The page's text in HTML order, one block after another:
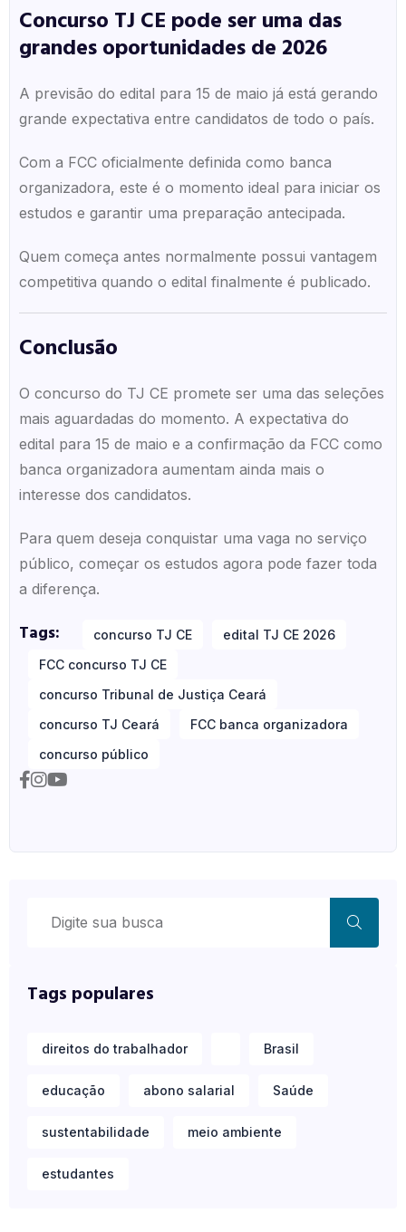
Concurso TJ CE pode ser uma das
grandes oportunidades de 2026
A previsão do edital para 15 de maio já está gerando
grande expectativa entre candidatos de todo o país.
Com a FCC oficialmente definida como banca
organizadora, este é o momento ideal para iniciar os
estudos e garantir uma preparação antecipada.
Quem começa antes normalmente possui vantagem
competitiva quando o edital finalmente é publicado.
Conclusão
O concurso do TJ CE promete ser uma das seleções
mais aguardadas do momento. A expectativa do
edital para 15 de maio e a confirmação da FCC como
banca organizadora aumentam ainda mais o
interesse dos candidatos.
Para quem deseja conquistar uma vaga no serviço
público, começar os estudos agora pode fazer toda
a diferença.
Tags: concurso TJ CE
edital TJ CE 2026
FCC concurso TJ CE
concurso Tribunal de Justiça Ceará
concurso TJ Ceará
FCC banca organizadora
concurso público
Tags populares
direitos do trabalhador Brasil
educação abono salarial Saúde
sustentabilidade meio ambiente
estudantes